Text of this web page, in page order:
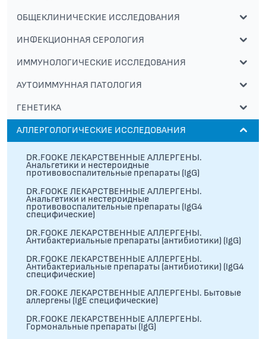
ОБЩЕКЛИНИЧЕСКИЕ ИССЛЕДОВАНИЯ
ИНФЕКЦИОННАЯ СЕРОЛОГИЯ
ИММУНОЛОГИЧЕСКИЕ ИССЛЕДОВАНИЯ
АУТОИММУННАЯ ПАТОЛОГИЯ
ГЕНЕТИКА
АЛЛЕРГОЛОГИЧЕСКИЕ ИССЛЕДОВАНИЯ
DR.FOOKE ЛЕКАРСТВЕННЫЕ АЛЛЕРГЕНЫ.
Анальгетики и нестероидные
противовоспалительные препараты (IgG)
DR.FOOKE ЛЕКАРСТВЕННЫЕ АЛЛЕРГЕНЫ.
Анальгетики и нестероидные
противовоспалительные препараты (IgG4
специфические)
DR.FOOKE ЛЕКАРСТВЕННЫЕ АЛЛЕРГЕНЫ.
Антибактериальные препараты (антибиотики) (IgG)
DR.FOOKE ЛЕКАРСТВЕННЫЕ АЛЛЕРГЕНЫ.
Антибактериальные препараты (антибиотики) (IgG4
специфические)
DR.FOOKE ЛЕКАРСТВЕННЫЕ АЛЛЕРГЕНЫ. Бытовые
аллергены (IgE специфические)
DR.FOOKE ЛЕКАРСТВЕННЫЕ АЛЛЕРГЕНЫ.
Гормональные препараты (IgG)